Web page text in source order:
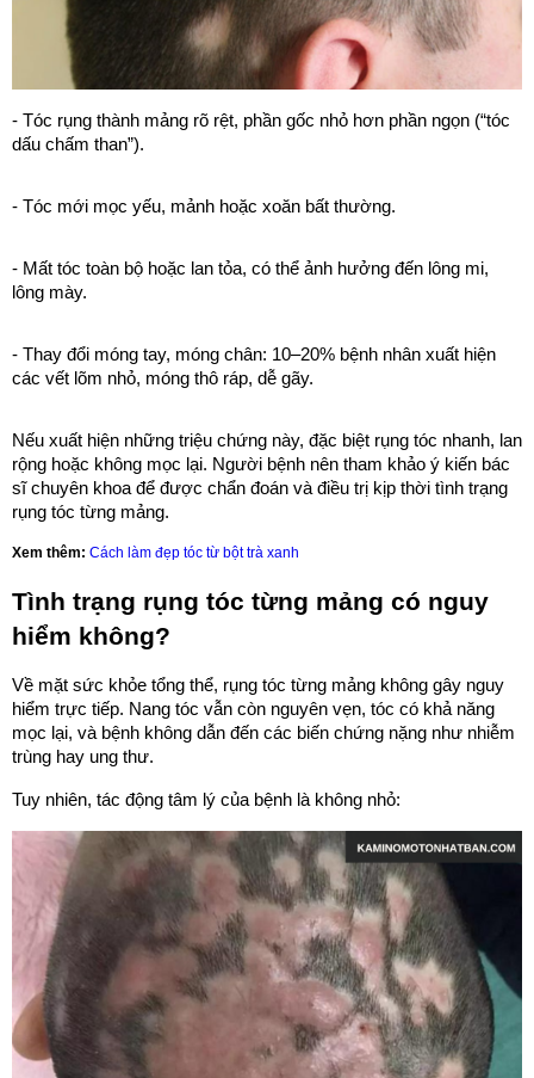
- Tóc rụng thành mảng rõ rệt, phần gốc nhỏ hơn phần ngọn (“tóc
dấu chấm than”).
- Tóc mới mọc yếu, mảnh hoặc xoăn bất thường.
- Mất tóc toàn bộ hoặc lan tỏa, có thể ảnh hưởng đến lông mi,
lông mày.
- Thay đổi móng tay, móng chân: 10–20% bệnh nhân xuất hiện
các vết lõm nhỏ, móng thô ráp, dễ gãy.
Nếu xuất hiện những triệu chứng này, đặc biệt rụng tóc nhanh, lan
rộng hoặc không mọc lại. Người bệnh nên tham khảo ý kiến bác
sĩ chuyên khoa để được chẩn đoán và điều trị kịp thời tình trạng
rụng tóc từng mảng.
Xem thêm: Cách làm đẹp tóc từ bột trà xanh
Tình trạng rụng tóc từng mảng có nguy
hiểm không?
Về mặt sức khỏe tổng thể, rụng tóc từng mảng không gây nguy
hiểm trực tiếp. Nang tóc vẫn còn nguyên vẹn, tóc có khả năng
mọc lại, và bệnh không dẫn đến các biến chứng nặng như nhiễm
trùng hay ung thư.
Tuy nhiên, tác động tâm lý của bệnh là không nhỏ: